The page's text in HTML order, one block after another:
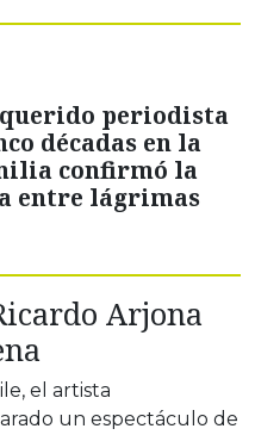
periodista
décadas en la
confirmó la
entre lágrimas
Arjona
, el artista
un espectáculo de